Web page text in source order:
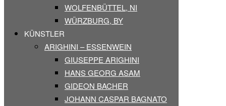
WOLFENBÜTTEL, NI
WÜRZBURG, BY
KÜNSTLER
ARIGHINI – ESSENWEIN
GIUSEPPE ARIGHINI
HANS GEORG ASAM
GIDEON BACHER
JOHANN CASPAR BAGNATO